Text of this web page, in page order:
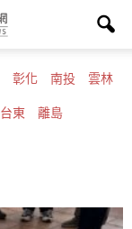
彰化 南投 雲林
台東 離島